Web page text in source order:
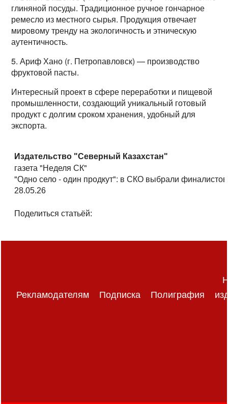
глиняной посуды. Традиционное ручное гончарное
ремесло из местного сырья. Продукция отвечает
мировому тренду на экологичность и этническую
аутентичность.
5. Ариф Хано (г. Петропавловск) — производство
фруктовой пасты.
Интересный проект в сфере переработки и пищевой
промышленности, создающий уникальный готовый
продукт с долгим сроком хранения, удобный для
экспорта.
Издательство "Северный Казахстан"
газета "Неделя СК"
"Одно село - один продкут": в СКО выбрали
28.05.26
Поделиться статьёй:
Рекламодателям Подписка Полиграфия